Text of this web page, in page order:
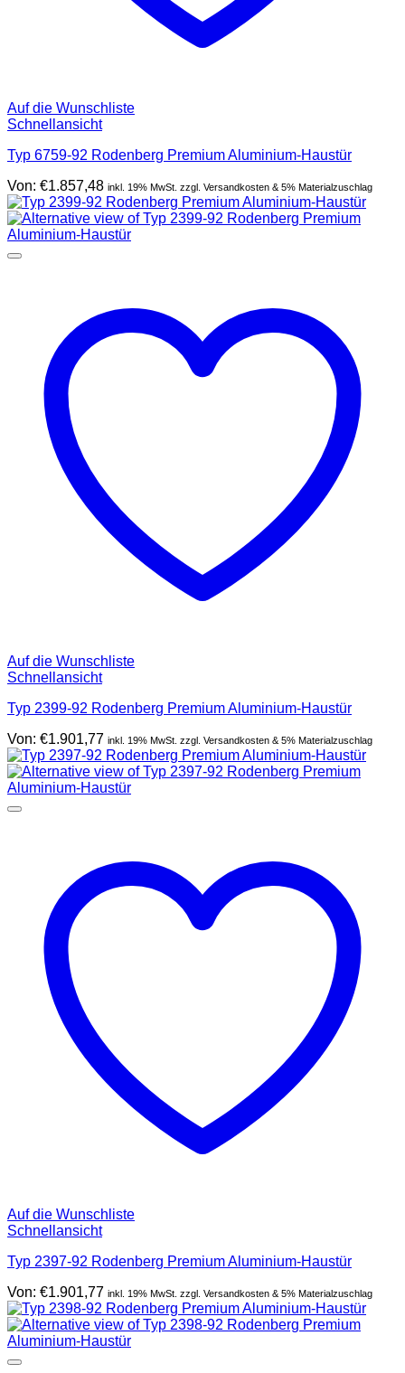
Auf die Wunschliste
Schnellansicht
Typ 6759-92 Rodenberg Premium Aluminium-Haustür
Von: €1.857,48 inkl. 19% MwSt. zzgl. Versandkosten & 5% Materialzuschlag
Auf die Wunschliste
Schnellansicht
Typ 2399-92 Rodenberg Premium Aluminium-Haustür
Von: €1.901,77 inkl. 19% MwSt. zzgl. Versandkosten & 5% Materialzuschlag
Auf die Wunschliste
Schnellansicht
Typ 2397-92 Rodenberg Premium Aluminium-Haustür
Von: €1.901,77 inkl. 19% MwSt. zzgl. Versandkosten & 5% Materialzuschlag